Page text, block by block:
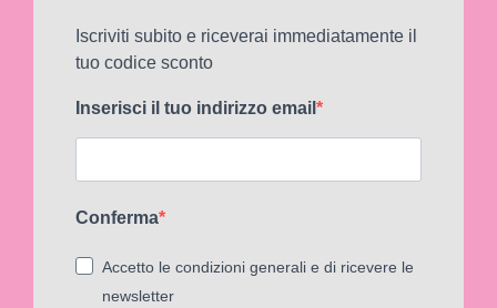
Iscriviti subito e riceverai immediatamente il
tuo codice sconto
Inserisci il tuo indirizzo email
Conferma
Accetto le condizioni generali e di ricevere le
newsletter